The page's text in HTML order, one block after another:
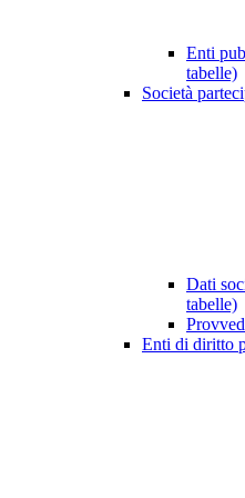
Enti
tabelle)
Società
Dati
tabelle)
Enti di diritto